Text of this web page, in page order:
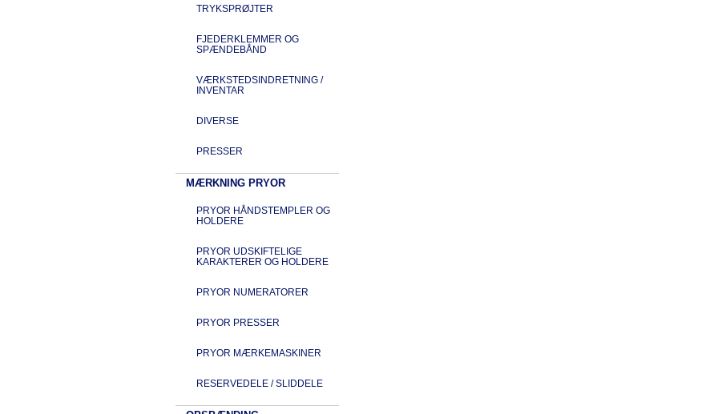
TRYKSPRØJTER
FJEDERKLEMMER OG
SPÆNDEBÅND
VÆRKSTEDSINDRETNING /
INVENTAR
DIVERSE
PRESSER
MÆRKNING PRYOR
PRYOR HÅNDSTEMPLER OG
HOLDERE
PRYOR UDSKIFTELIGE
KARAKTERER OG HOLDERE
PRYOR NUMERATORER
PRYOR PRESSER
PRYOR MÆRKEMASKINER
RESERVEDELE / SLIDDELE